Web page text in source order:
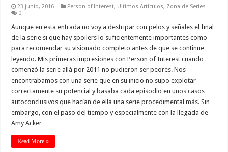
23 junio, 2016 Person of Interest, Ultimos Articulos, Zona de Series
0
Aunque en esta entrada no voy a destripar con pelos y señales el final
de la serie si que hay spoilers lo suficientemente importantes como
para recomendar su visionado completo antes de que se continue
leyendo. Mis primeras impresiones con Person of Interest cuando
comenzó la serie allá por 2011 no pudieron ser peores. Nos
encontrabamos con una serie que en su inicio no supo explotar
correctamente su potencial y basaba cada episodio en unos casos
autoconclusivos que hacían de ella una serie procedimental más. Sin
embargo, con el paso del tiempo y especialmente con la llegada de
Amy Acker …
Read More »